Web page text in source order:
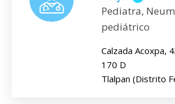
Pediatra,
pediátrico
Calzada Acoxpa,
170 D
Tlalpan (Distrito